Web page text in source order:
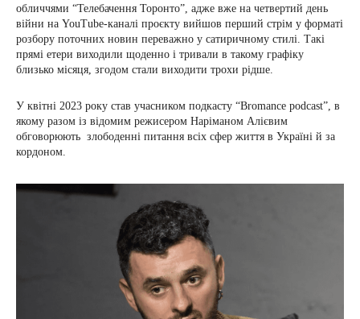
обличчями “Телебачення Торонто”, адже вже на четвертий день
війни на YouTube-каналі проєкту вийшов перший стрім у форматі
розбору поточних новин переважно у сатиричному стилі. Такі
прямі етери виходили щоденно і тривали в такому графіку
близько місяця, згодом стали виходити трохи рідше.
У квітні 2023 року став учасником подкасту “Bromance podcast”, в
якому разом із відомим режисером Наріманом Алієвим
обговорюють злободенні питання всіх сфер життя в Україні й за
кордоном.